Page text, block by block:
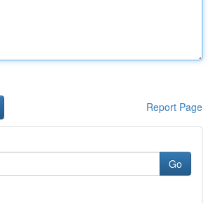
Report Page
Go